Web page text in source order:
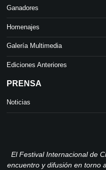
Ganadores
Homenajes
Galería Multimedia
Ediciones Anteriores
PRENSA
Noticias
El Festival Internacional de
encuentro y difusión en torno